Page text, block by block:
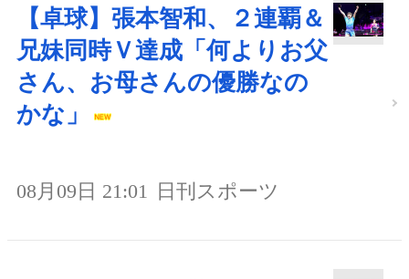
【卓球】張本智和、２連覇＆
兄妹同時Ｖ達成「何よりお父
さん、お母さんの優勝なの
かな」
08月09日 21:01 日刊スポーツ